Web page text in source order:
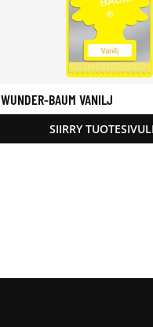
WUNDER-BAUM VANILJ
SIIRRY